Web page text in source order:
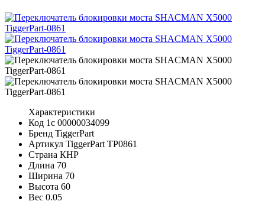
Характеристики
Код 1с 00000034099
Бренд TiggerPart
Артикул TiggerPart TP0861
Страна КНР
Длина 70
Ширина 70
Высота 60
Вес 0.05